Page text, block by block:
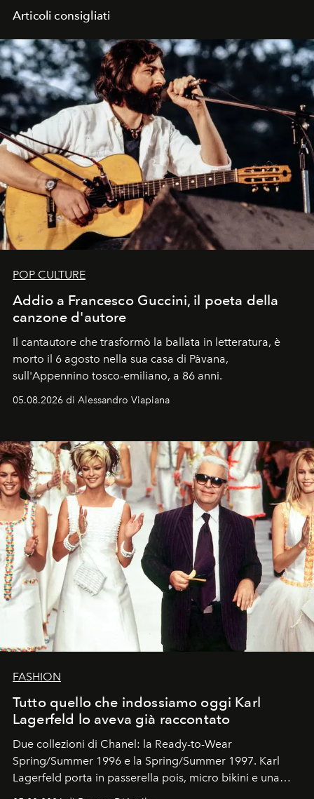
Articoli consigliati
POP CULTURE
Addio a Francesco Guccini, il poeta della
canzone d'autore
Il cantautore che trasformò la ballata in letteratura, è
morto il 6 agosto nella sua casa di Pàvana,
sull'Appennino tosco-emiliano, a 86 anni.
05.08.2026 di Alessandro Viapiana
FASHION
Tutto quello che indossiamo oggi Karl
Lagerfeld lo aveva già raccontato
Due collezioni di Chanel: la Ready-to-Wear
Spring/Summer 1996 e la Spring/Summer 1997. Karl
Lagerfeld porta in passerella pois, micro bikini e una